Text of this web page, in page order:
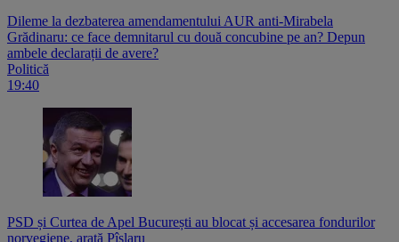
Dileme la dezbaterea amendamentului AUR anti-Mirabela
Grădinaru: ce face demnitarul cu două concubine pe an? Depun
ambele declarații de avere?
Politică
19:40
PSD și Curtea de Apel București au blocat și accesarea fondurilor
norvegiene, arată Pîslaru